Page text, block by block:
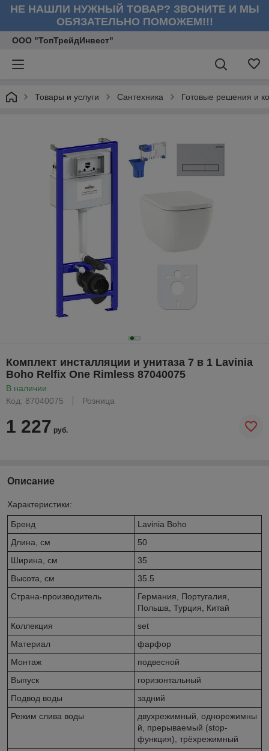
НЕ НАШЛИ НУЖНЫЙ ТОВАР? ЗВОНИТЕ И МЫ
ОБЯЗАТЕЛЬНО ПОМОЖЕМ!!!
ООО "ТопТрейдИнвест"
Товары и услуги Сантехника Готовые решения и
Комплект инсталляции и унитаза 7 в 1 Lavinia
Boho Relfix One Rimless 87040075
В наличии
Код: 87040075
Розница
1 227 руб.
Описание
Характеристики:
Бренд
Lavinia Boho
Длина, см
50
Ширина, см
35
Высота, см
35.5
Страна-производитель
Германия, Португалия,
Польша, Турция, Китай
Коллекция
set
Материал
фарфор
Монтаж
подвесной
Выпуск
горизонтальный
Подвод воды
задний
Режим слива воды
двухрежимный, однорежимны
й, прерываемый (stop-
функция), трёхрежимный